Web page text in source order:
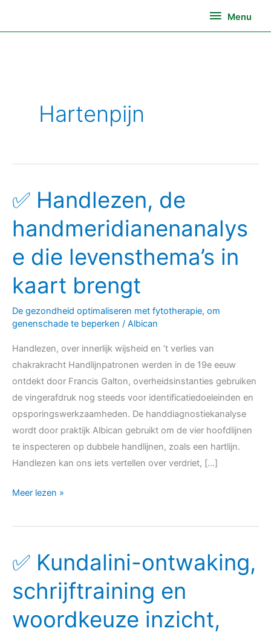
Menu
Menu
Hartenpijn
✅ Handlezen, de
handmeridianenanalys
e die levensthema’s in
kaart brengt
De gezondheid optimaliseren met fytotherapie, om
genenschade te beperken / Albican
Handlezen, over innerlijk wijsheid en ’t verlies van
chakrakracht Handlijnpatronen werden in de 19e eeuw
ontdekt door Francis Galton, overheidsinstanties gebruiken
de vingerafdruk nog steeds voor identificatiedoeleinden en
opsporingswerkzaamheden. De handdiagnostiekanalyse
wordt door praktijk Albican gebruikt om de vier hoofdlijnen
te inspecteren op dubbele handlijnen, zoals een hartlijn.
Handlezen kan ons iets vertellen over verdriet, […]
Handlezen,
de
die
levensthema’s
in
kaart
brengt
Meer lezen »
✅ Kundalini-ontwaking,
schrijftraining en
woordkeuze inzicht,
Kundalini-
ontwaking,
schrijftraining
en